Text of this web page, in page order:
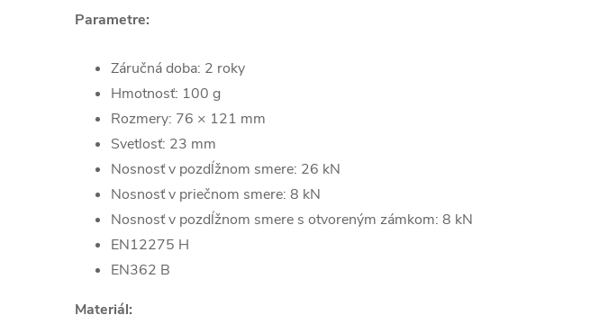
Parametre:
Záručná doba: 2 roky
Hmotnosť: 100 g
Rozmery: 76 × 121 mm
Svetlosť: 23 mm
Nosnosť v pozdĺžnom smere: 26 kN
Nosnosť v priečnom smere: 8 kN
Nosnosť v pozdĺžnom smere s otvoreným zámkom: 8 kN
EN12275 H
EN362 B
Materiál: